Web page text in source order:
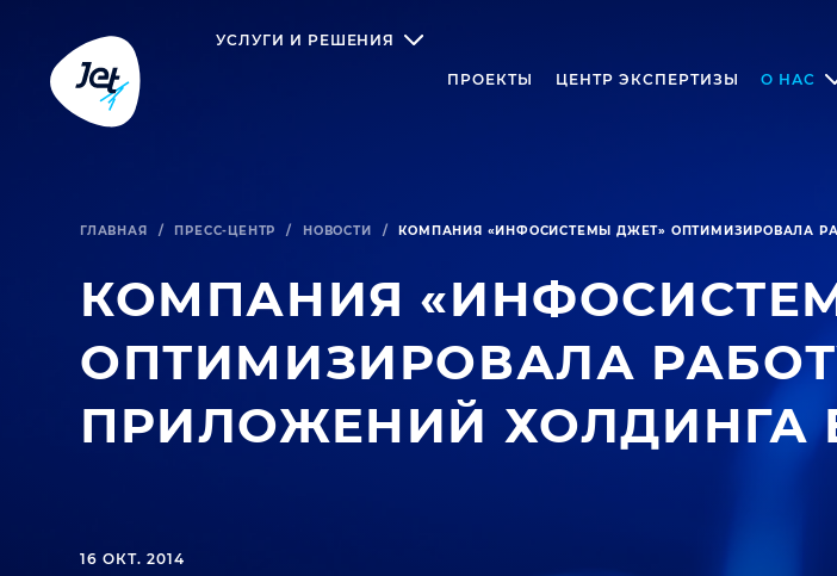
УСЛУГИ И РЕШЕНИЯ
ПРОЕКТЫ ЦЕНТР ЭКСПЕРТИЗЫ О НАС
ГЛАВНАЯ / ПРЕСС-ЦЕНТР / НОВОСТИ / КОМПАНИЯ «ИНФОСИСТЕМЫ ДЖЕТ» ОПТИМИЗИРОВАЛА
КОМПАНИЯ
ОПТИМИЗИРОВАЛА
ПРИЛОЖЕНИЙ ХОЛДИНГА
16 ОКТ. 2014